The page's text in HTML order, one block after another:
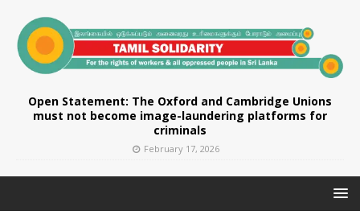
Open Statement: The Oxford and Cambridge Unions
must not become image-laundering platforms for
criminals
February 17, 2026